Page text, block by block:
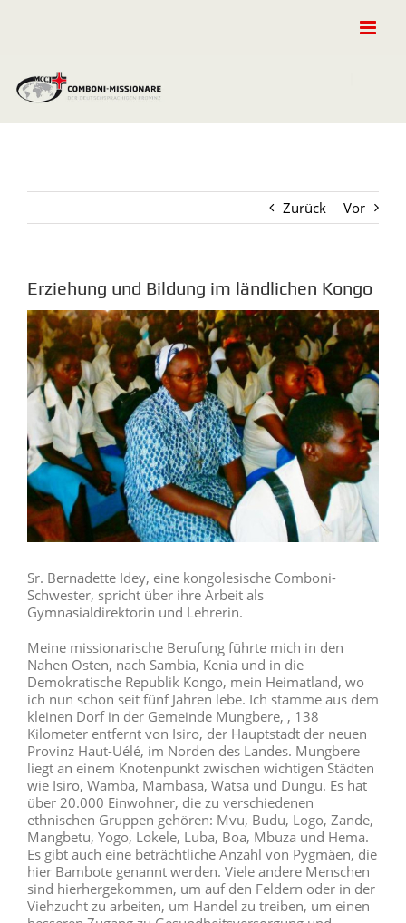
Zurück Vor
Erziehung und Bildung im ländlichen Kongo
Zeige
grösseres
Bild
Sr. Bernadette Idey, eine kongolesische Comboni-
Schwester, spricht über ihre Arbeit als
Gymnasialdirektorin und Lehrerin.
Meine missionarische Berufung führte mich in den
Nahen Osten, nach Sambia, Kenia und in die
Demokratische Republik Kongo, mein Heimatland, wo
ich nun schon seit fünf Jahren lebe. Ich stamme aus dem
kleinen Dorf in der Gemeinde Mungbere, , 138
Kilometer entfernt von Isiro, der Hauptstadt der neuen
Provinz Haut-Uélé, im Norden des Landes. Mungbere
liegt an einem Knotenpunkt zwischen wichtigen Städten
wie Isiro, Wamba, Mambasa, Watsa und Dungu. Es hat
über 20.000 Einwohner, die zu verschiedenen
ethnischen Gruppen gehören: Mvu, Budu, Logo, Zande,
Mangbetu, Yogo, Lokele, Luba, Boa, Mbuza und Hema.
Es gibt auch eine beträchtliche Anzahl von Pygmäen, die
hier Bambote genannt werden. Viele andere Menschen
sind hierhergekommen, um auf den Feldern oder in der
Viehzucht zu arbeiten, um Handel zu treiben, um einen